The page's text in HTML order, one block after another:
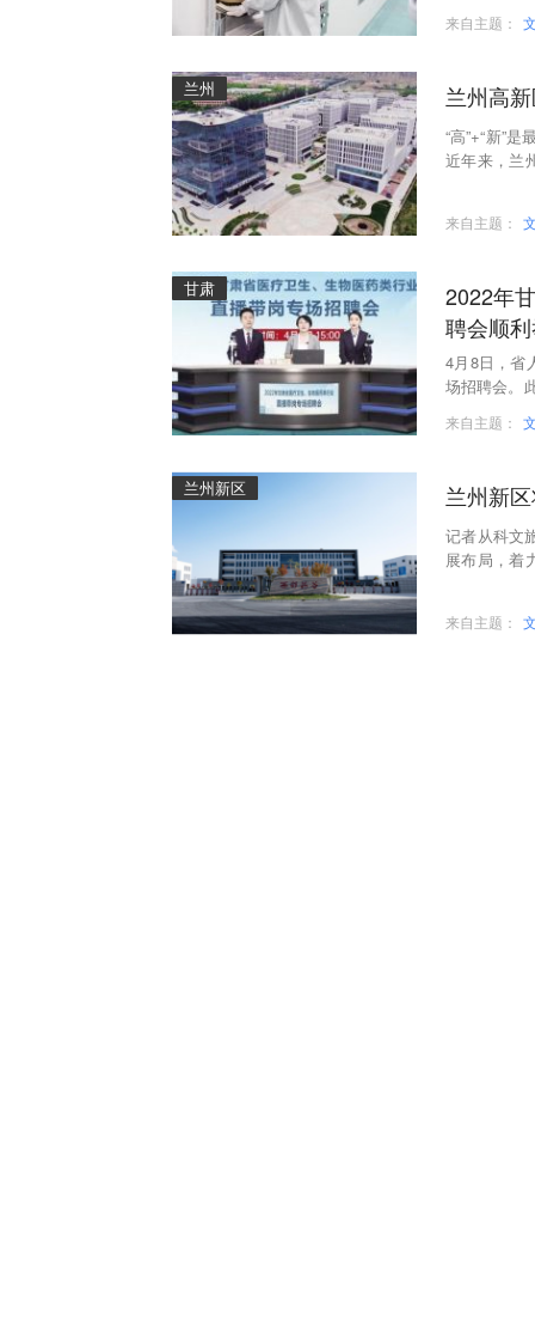
来自主题：
兰州 兰州高
“高”+“新”
近年来，兰
来自主题：
甘肃
2022年
聘会顺
4月8日，省
场招聘会。
来自主题：
兰州新区 兰州新
记者从科文
展布局，着
来自主题：